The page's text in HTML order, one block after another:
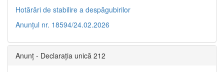
Hotărâri de stabilire a despăgubirilor
Anunțul nr. 18594/24.02.2026
Anunț - Declarația unică 212